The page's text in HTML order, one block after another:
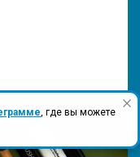
, где вы можете